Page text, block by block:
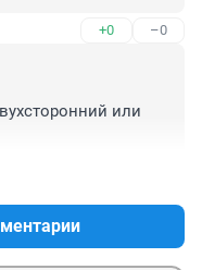
+0 –0
или